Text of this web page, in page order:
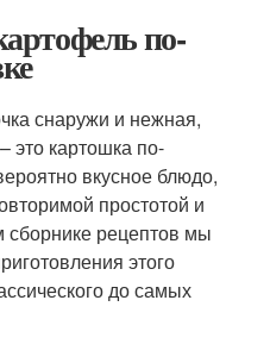
по-
снаружи и нежная,
это картошка по-
вкусное блюдо,
простотой и
рецептов мы
этого
до самых